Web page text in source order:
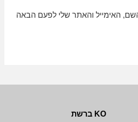
האימייל והאתר שלי לפעם הבאה
KO ברשת